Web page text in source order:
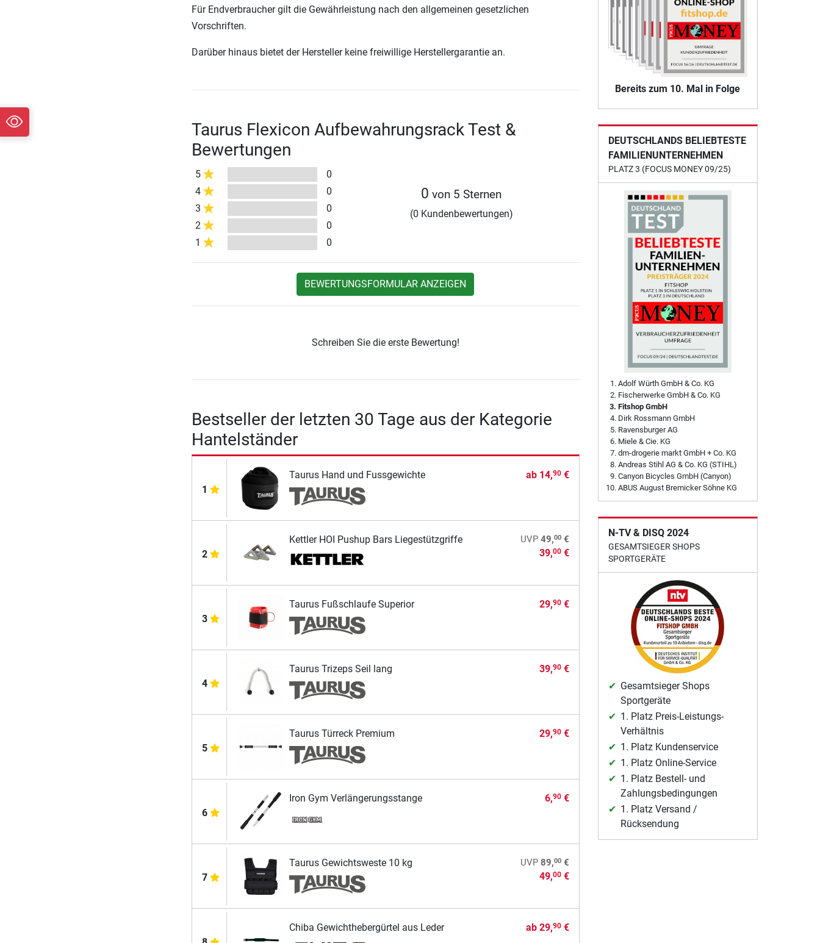
Für Endverbraucher gilt die Gewährleistung nach den allgemeinen gesetzlichen
Vorschriften.
Darüber hinaus bietet der Hersteller keine freiwillige Herstellergarantie an.
Taurus Flexicon Aufbewahrungsrack Test &
Bewertungen
5
0
4
0
3
0
2
0
1
0
0 von 5 Sternen
(0 Kundenbewertungen)
BEWERTUNGSFORMULAR ANZEIGEN
Schreiben Sie die erste Bewertung!
Bestseller der letzten 30 Tage aus der Kategorie
Hantelständer
1
Taurus Hand und Fussgewichte ab 14,90 €
2
Kettler HOI Pushup Bars Liegestützgriffe UVP 49,00 €
39,00 €
3
Taurus Fußschlaufe Superior 29,90 €
4
Taurus Trizeps Seil lang 39,90 €
5
Taurus Türreck Premium 29,90 €
6
Iron Gym Verlängerungsstange 6,90 €
7
Taurus Gewichtsweste 10 kg UVP 89,00 €
49,00 €
Chiba Gewichthebergürtel aus Leder ab29,90 €
Bereits zum 10. Mal in Folge
DEUTSCHLANDS BELIEBTESTE
FAMILIENUNTERNEHMEN
PLATZ 3 (FOCUS MONEY 09/25)
Adolf Würth GmbH & Co. KG
Fischerwerke GmbH & Co. KG
Fitshop GmbH
Dirk Rossmann GmbH
Ravensburger AG
Miele & Cie. KG
dm-drogerie markt GmbH + Co. KG
Andreas Stihl AG & Co. KG (STIHL)
Canyon Bicycles GmbH (Canyon)
ABUS August Bremicker Söhne KG
N-TV & DISQ 2024
GESAMTSIEGER SHOPS
SPORTGERÄTE
Gesamtsieger Shops
Sportgeräte
1. Platz Preis-Leistungs-
Verhältnis
1. Platz Kundenservice
1. Platz Online-Service
1. Platz Bestell- und
Zahlungsbedingungen
1. Platz Versand /
Rücksendung